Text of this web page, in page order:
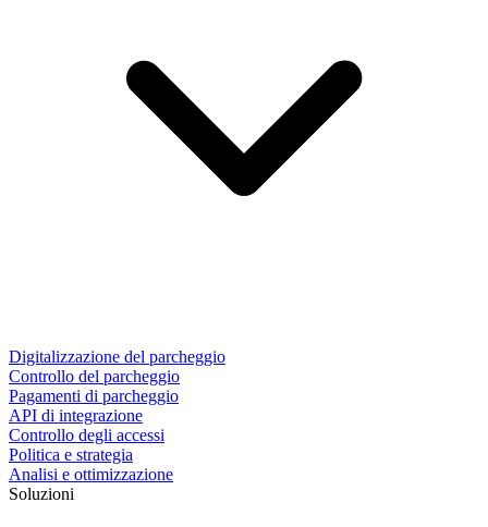
Digitalizzazione del parcheggio
Controllo del parcheggio
Pagamenti di parcheggio
API di integrazione
Controllo degli accessi
Politica e strategia
Analisi e ottimizzazione
Soluzioni